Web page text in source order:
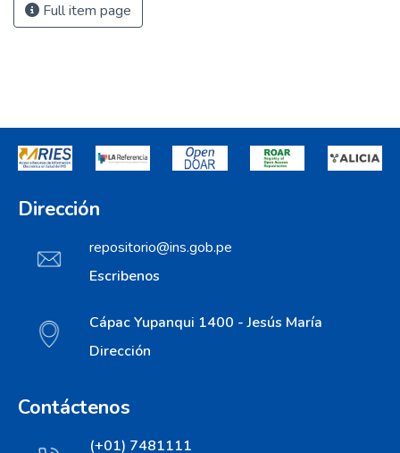
Full item page
Dirección
repositorio@ins.gob.pe
Escribenos
Cápac Yupanqui 1400 - Jesús María
Dirección
Contáctenos
(+01) 7481111